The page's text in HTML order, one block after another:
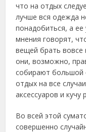
что на отдых
лучше вся одежда
понадобиться, а ее
мнения говорят,
вещей брать вовсе
они, возможно,
собирают большой
отдых на все
аксессуаров и кучу
Во всей этой
совершенно